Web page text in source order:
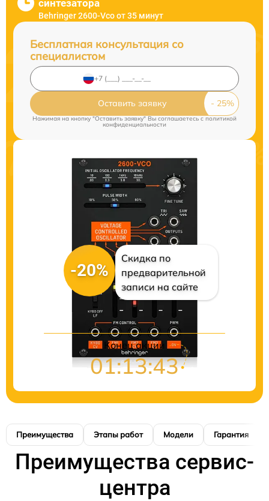
синтезатора
Behringer 2600-Vco от 35 минут
Бесплатная консультация со
специалистом
Оставить заявку
Нажимая на кнопку "Оставить заявку" Вы соглашаетесь cполитикой
конфиденциальности
-20%
Скидка по
предварительной
записи на сайте
Конец акции
01:13:42
Преимущества Этапы работ Модели Гарантия
Преимущества сервис-
центра